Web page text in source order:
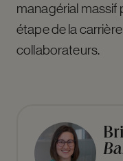
managérial
étape de la
collaborateurs.